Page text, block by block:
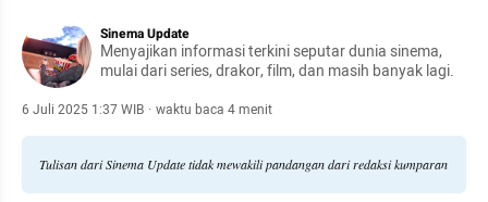
Sinema Update
Menyajikan informasi terkini seputar dunia sinema,
mulai dari series, drakor, film, dan masih banyak lagi.
6 Juli 2025 1:37 WIB · waktu baca 4 menit
Tulisan dari Sinema Update tidak mewakili pandangan dari redaksi kumparan